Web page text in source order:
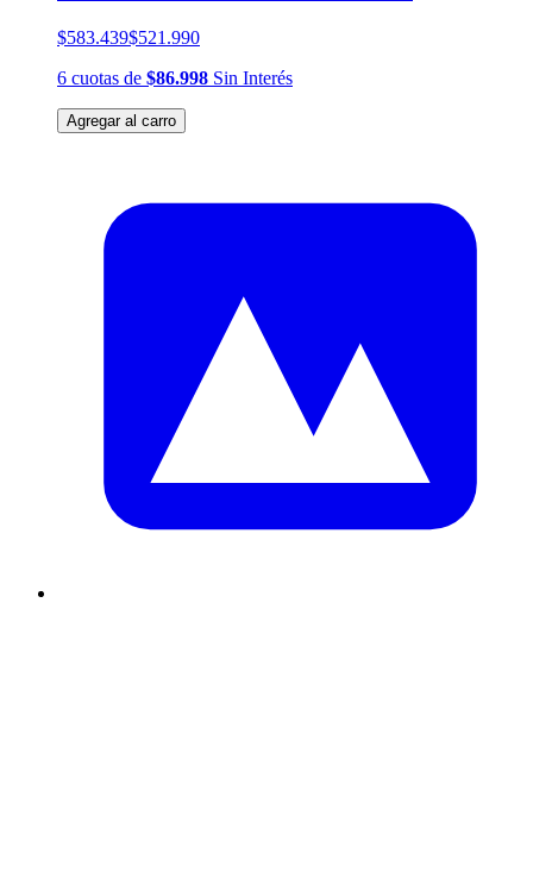
$583.439$521.990
6 cuotas de $86.998 Sin Interés
Agregar al carro